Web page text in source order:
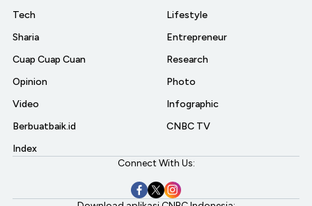
Tech
Sharia
Cuap Cuap Cuan
Opinion
Video
Berbuatbaik.id
Index
Lifestyle
Entrepreneur
Research
Photo
Infographic
CNBC TV
Connect With Us: